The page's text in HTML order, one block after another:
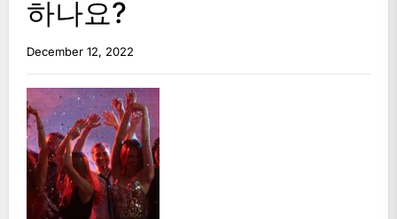
하나요?
December 12, 2022